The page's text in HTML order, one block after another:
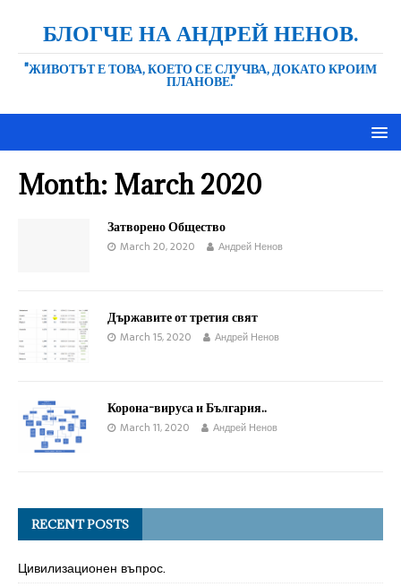
БЛОГЧЕ НА АНДРЕЙ НЕНОВ.
"ЖИВОТЪТ Е ТОВА, КОЕТО СЕ СЛУЧВА, ДОКАТО КРОИМ
ПЛАНОВЕ."
Month: March 2020
Затворено Общество
March 20, 2020 Андрей Ненов
Държавите от третия свят
March 15, 2020 Андрей Ненов
Корона-вируса и България..
March 11, 2020 Андрей Ненов
RECENT POSTS
Цивилизационен въпрос.